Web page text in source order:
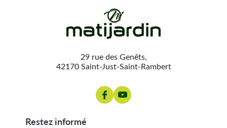
29 rue des Genêts,
42170 Saint-Just-Saint-Rambert
restez informé